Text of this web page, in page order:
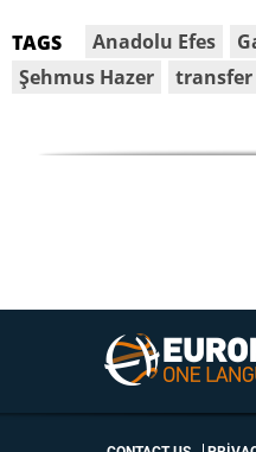
TAGS Anadolu Efes
Şehmus Hazer
transfer